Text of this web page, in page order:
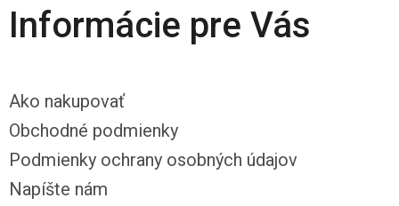
Informácie pre Vás
Ako nakupovať
Obchodné podmienky
Podmienky ochrany osobných údajov
Napíšte nám